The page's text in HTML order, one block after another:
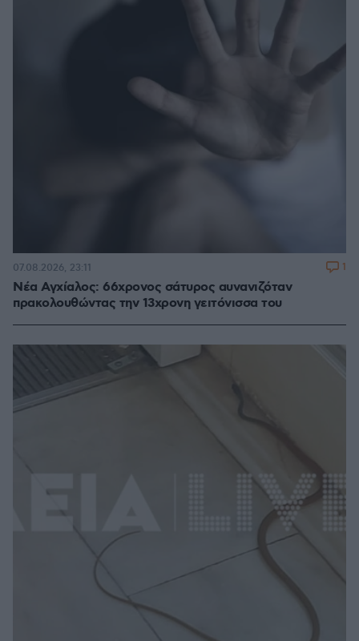
Νέα Αγχίαλος: 66χρονος σάτυρος αυνανιζόταν
πρακολουθώντας την 13χρονη γειτόνισσα του
07.08.2026, 23:11 1